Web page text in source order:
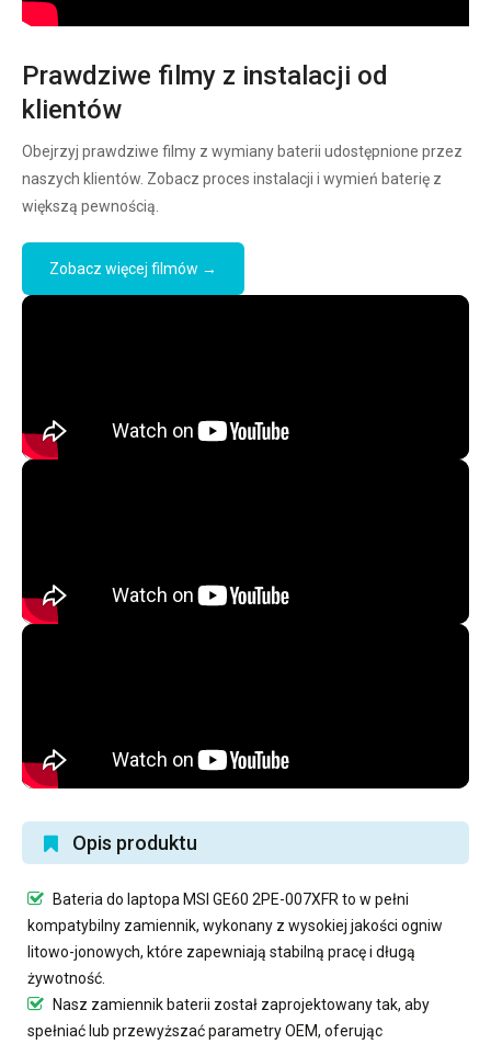
Prawdziwe filmy z instalacji od
klientów
Obejrzyj prawdziwe filmy z wymiany baterii udostępnione przez
naszych klientów. Zobacz proces instalacji i wymień baterię z
większą pewnością.
Zobacz więcej filmów →
Opis produktu
Bateria do laptopa MSI GE60 2PE-007XFR to w pełni
kompatybilny zamiennik, wykonany z wysokiej jakości ogniw
litowo-jonowych, które zapewniają stabilną pracę i długą
żywotność.
Nasz zamiennik baterii został zaprojektowany tak, aby
spełniać lub przewyższać parametry OEM, oferując